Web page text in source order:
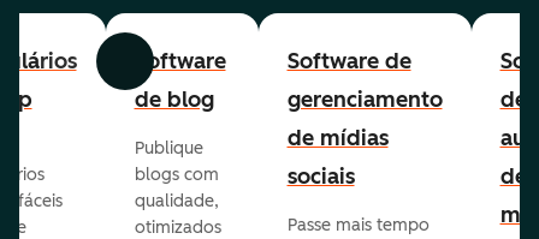
Anterior Avançar
fáceis
e
Software
de blog
Publique
blogs com
qualidade,
otimizados
Software de
gerenciamento
de mídias
sociais
Passe mais tempo
de
de